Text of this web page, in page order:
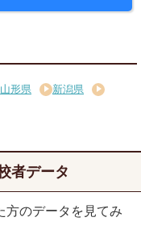
山形県 新潟県
者データ
方のデータを見てみ